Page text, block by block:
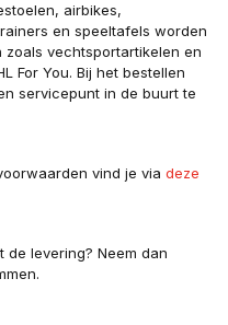
airbikes,
en speeltafels worden
zoals vechtsportartikelen en
For You. Bij het bestellen
servicepunt in de buurt te
vind je via deze
levering? Neem dan